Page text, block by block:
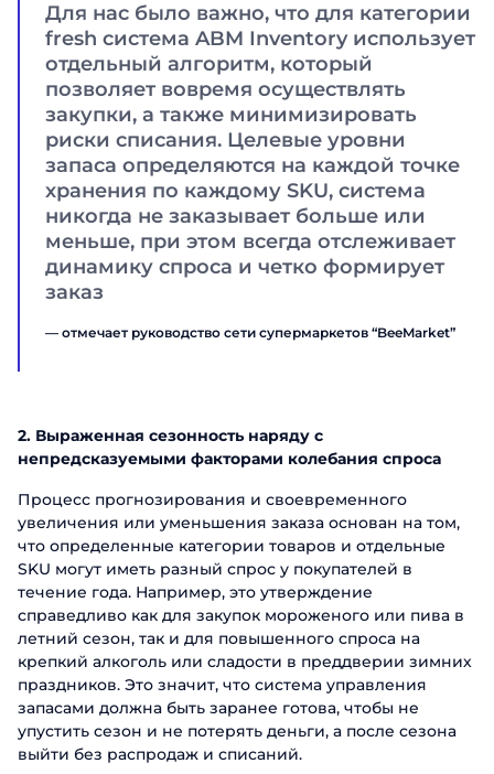
Для нас было важно, что для категории
fresh система ABM Inventory использует
отдельный алгоритм, который
позволяет вовремя осуществлять
закупки, а также минимизировать
риски списания. Целевые уровни
запаса определяются на каждой точке
хранения по каждому SKU, система
никогда не заказывает больше или
меньше, при этом всегда отслеживает
динамику спроса и четко формирует
заказ
— отмечает руководство сети супермаркетов “BeeMarket”
2. Выраженная сезонность наряду с
непредсказуемыми факторами колебания спроса
Процесс прогнозирования и своевременного
увеличения или уменьшения заказа основан на том,
что определенные категории товаров и отдельные
SKU могут иметь разный спрос у покупателей в
течение года. Например, это утверждение
справедливо как для закупок мороженого или пива в
летний сезон, так и для повышенного спроса на
крепкий алкоголь или сладости в преддверии зимних
праздников. Это значит, что система управления
запасами должна быть заранее готова, чтобы не
упустить сезон и не потерять деньги, а после сезона
выйти без распродаж и списаний.